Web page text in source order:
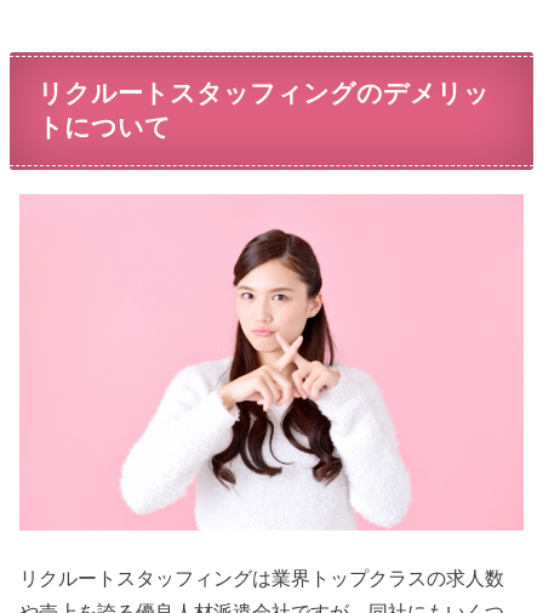
リクルートスタッフィングのデメリッ
トについて
リクルートスタッフィングは業界トップクラスの求人数